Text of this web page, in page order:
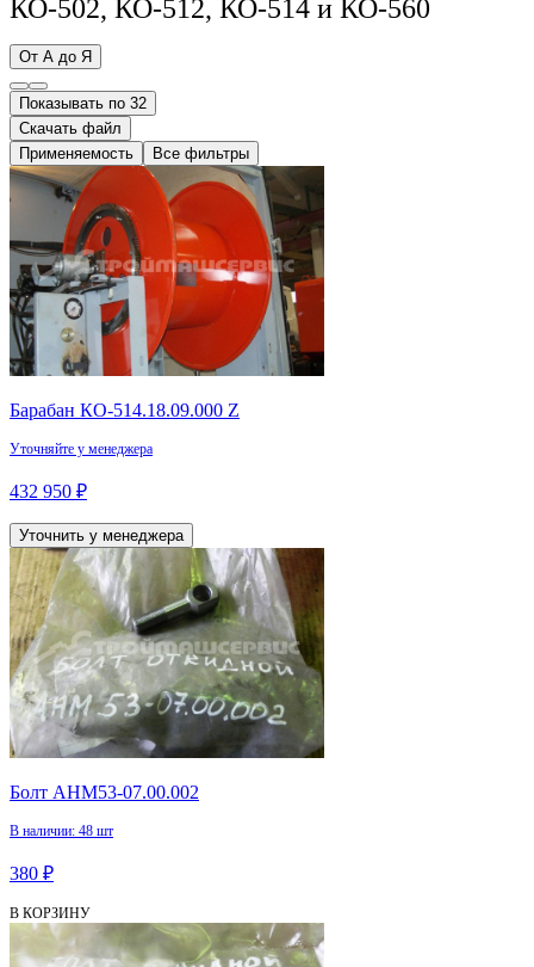
КО-502, КО-512, КО-514 и КО-560
От А до Я
Показывать по 32
Скачать файл
Применяемость
Все фильтры
Барабан КО-514.18.09.000 Z
Уточняйте у менеджера
432 950 ₽
Уточнить у менеджера
Болт АНМ53-07.00.002
В наличии: 48 шт
380 ₽
В КОРЗИНУ